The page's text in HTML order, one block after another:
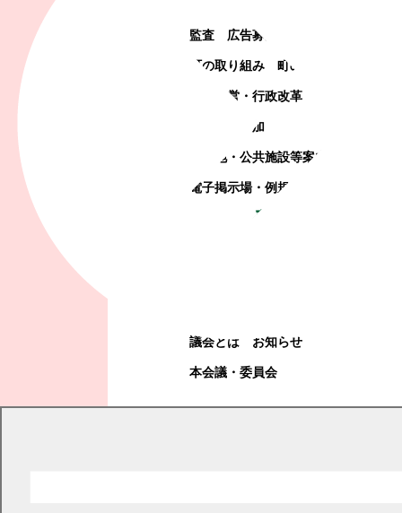
監査 広告募集
町の取り組み
町の概要
町政運営・行政改革
町政への参加
観光地・公共施設等案内
電子掲示場・例規集
議会とは
お知らせ
本会議・委員会